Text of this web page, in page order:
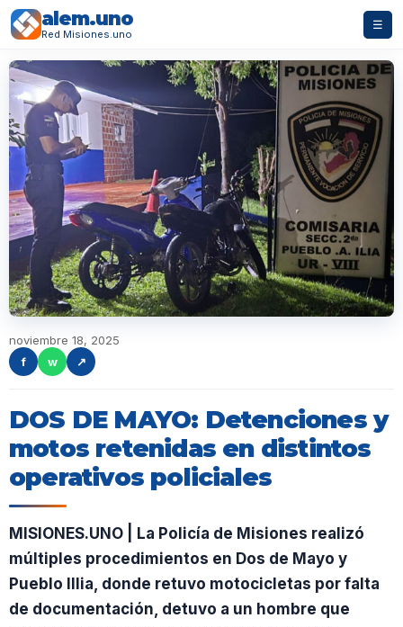
alem.uno
Red Misiones.uno
☰
noviembre 18, 2025
f
w ↗
DOS DE MAYO: Detenciones y
motos retenidas en distintos
operativos policiales
MISIONES.UNO | La Policía de Misiones realizó
múltiples procedimientos en Dos de Mayo y
Pueblo Illia, donde retuvo motocicletas por falta
de documentación, detuvo a un hombre que